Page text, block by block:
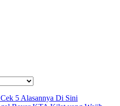
5 Alasannya Di Sini